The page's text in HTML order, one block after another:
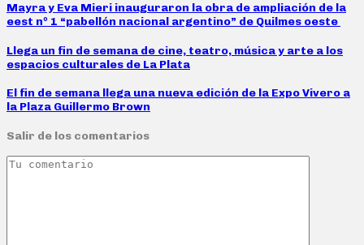
Mayra y Eva Mieri inauguraron la obra de ampliación de la
eest nº 1 “pabellón nacional argentino” de Quilmes oeste
Llega un fin de semana de cine, teatro, música y arte a los
espacios culturales de La Plata
El fin de semana llega una nueva edición de la Expo Vivero a
la Plaza Guillermo Brown
Salir de los comentarios